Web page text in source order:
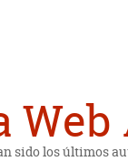
sido los últimos